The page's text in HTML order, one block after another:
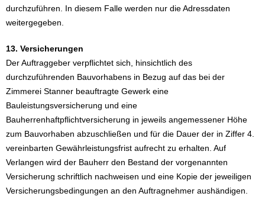
durchzuführen. In diesem Falle werden nur die Adressdaten
weitergegeben.
13. Versicherungen
Der Auftraggeber verpflichtet sich, hinsichtlich des
durchzuführenden Bauvorhabens in Bezug auf das bei der
Zimmerei Stanner beauftragte Gewerk eine
Bauleistungsversicherung und eine
Bauherrenhaftpflichtversicherung in jeweils angemessener Höhe
zum Bauvorhaben abzuschließen und für die Dauer der in Ziffer 4.
vereinbarten Gewährleistungsfrist aufrecht zu erhalten. Auf
Verlangen wird der Bauherr den Bestand der vorgenannten
Versicherung schriftlich nachweisen und eine Kopie der jeweiligen
Versicherungsbedingungen an den Auftragnehmer aushändigen.